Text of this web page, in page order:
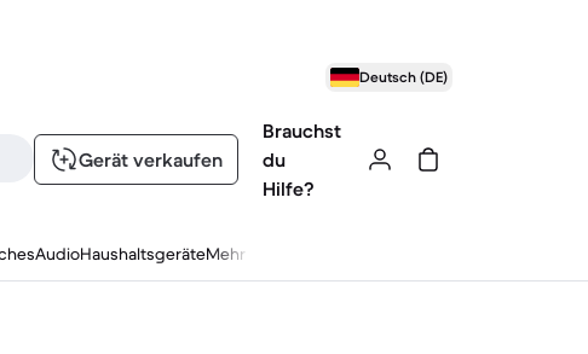
Deutsch (DE)
Gerät verkaufen
Brauchst
du
Hilfe?
AudioHaushaltsgeräteMehr